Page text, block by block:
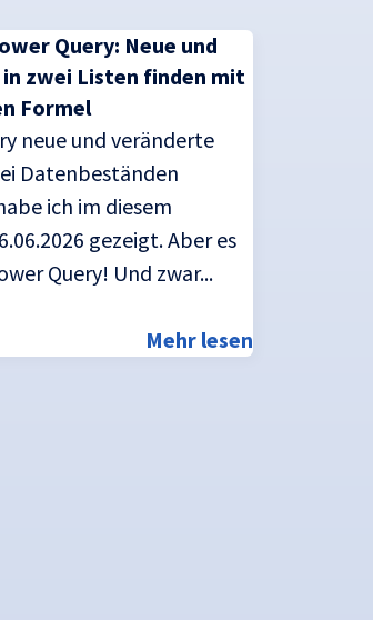
Query: Neue und
zwei Listen finden mit
Formel
neue und veränderte
Datenbeständen
ich im diesem
gezeigt. Aber es
Query! Und zwar...
Mehr lesen